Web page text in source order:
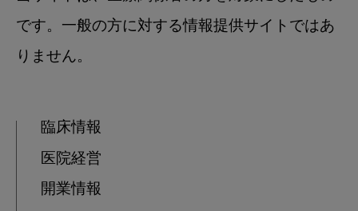
です。一般の方に対する情報提供サイトではあ
りません。
臨床情報
医院経営
開業情報